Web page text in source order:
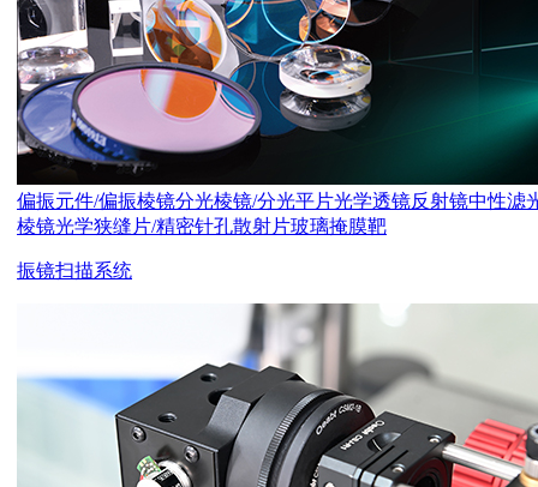
偏振元件/偏振棱镜分光棱镜/分光平片光学透镜反射镜中性滤
棱镜光学狭缝片/精密针孔散射片玻璃掩膜靶
振镜扫描系统